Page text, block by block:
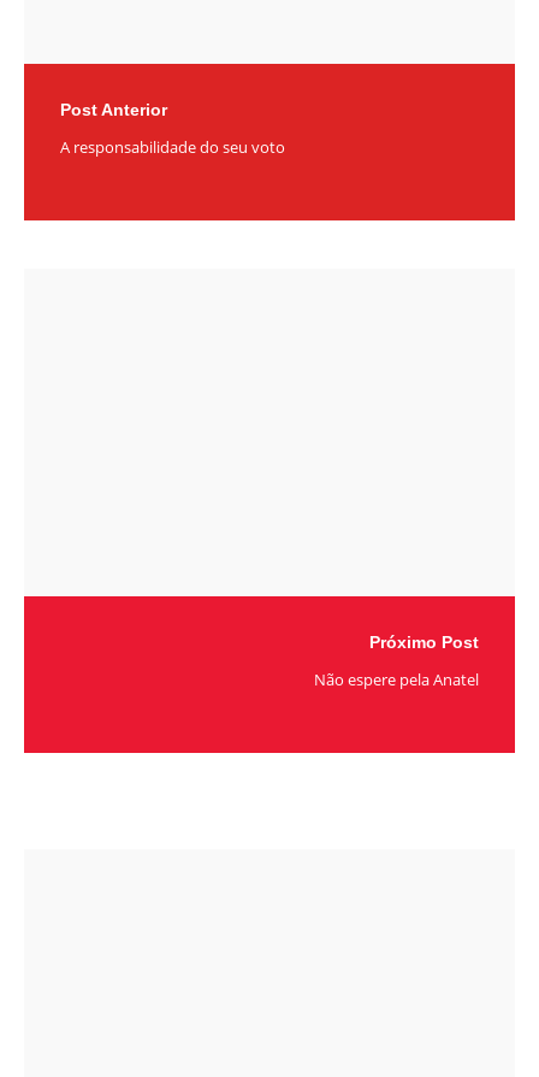
Post Anterior
A responsabilidade do seu voto
Próximo Post
Não espere pela Anatel